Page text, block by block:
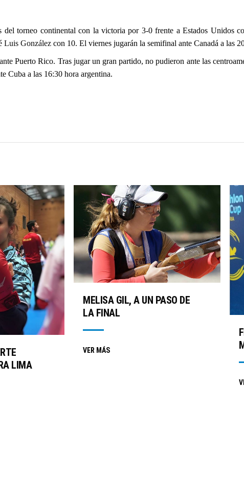
torneo continental con la victoria por 3-0 frente a Estados Unidos
Luis González con 10. El viernes jugarán la semifinal ante Canadá a las
Puerto Rico. Tras jugar un gran partido, no pudieron ante las
Cuba a las 16:30 hora argentina.
LIMA
MELISA GIL, A UN PASO DE
LA FINAL
VER MÁS